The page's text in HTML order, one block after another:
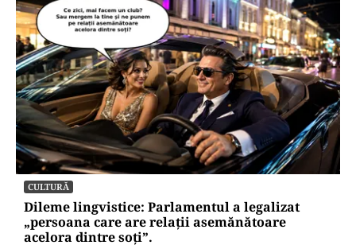
CULTURĂ
Dileme lingvistice: Parlamentul a legalizat
„persoana care are relații asemănătoare
acelora dintre soți”.